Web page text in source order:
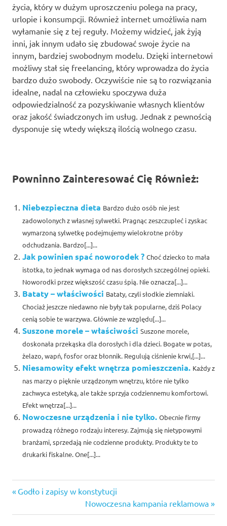
życia, który w dużym uproszczeniu polega na pracy,
urlopie i konsumpcji. Również internet umożliwia nam
wyłamanie się z tej reguły. Możemy widzieć, jak żyją
inni, jak innym udało się zbudować swoje życie na
innym, bardziej swobodnym modelu. Dzięki internetowi
możliwy stał się freelancing, który wprowadza do życia
bardzo dużo swobody. Oczywiście nie są to rozwiązania
idealne, nadal na człowieku spoczywa duża
odpowiedzialność za pozyskiwanie własnych klientów
oraz jakość świadczonych im usług. Jednak z pewnością
dysponuje się wtedy większą ilością wolnego czasu.
Powninno Zainteresować Cię Również:
Niebezpieczna dieta Bardzo dużo osób nie jest
zadowolonych z własnej sylwetki. Pragnąc zeszczupleć i zyskac
wymarzoną sylwetkę podejmujemy wielokrotne próby
odchudzania. Bardzo[...]...
Jak powinien spać noworodek ? Choć dziecko to mała
istotka, to jednak wymaga od nas dorosłych szczególnej opieki.
Noworodki przez większość czasu śpią. Nie oznacza[...]...
Bataty – właściwości Bataty, czyli słodkie ziemniaki.
Chociaż jeszcze niedawno nie były tak popularne, dziś Polacy
cenią sobie te warzywa. Głównie ze względu[...]...
Suszone morele – właściwości Suszone morele,
doskonała przekąska dla dorosłych i dla dzieci. Bogate w potas,
żelazo, wapń, fosfor oraz błonnik. Regulują ciśnienie krwi,[...]...
Niesamowity efekt wnętrza pomieszczenia. Każdy z
nas marzy o pięknie urządzonym wnętrzu, które nie tylko
zachwyca estetyką, ale także sprzyja codziennemu komfortowi.
Efekt wnętrza[...]...
Nowoczesne urządzenia i nie tylko. Obecnie firmy
prowadzą różnego rodzaju interesy. Zajmują się nietypowymi
branżami, sprzedają nie codzienne produkty. Produkty te to
drukarki fiskalne. One[...]...
Nawigacja
wpisu
Previous
Godło i zapisy w konstytucji
Next
Post:
Nowoczesna kampania reklamowa